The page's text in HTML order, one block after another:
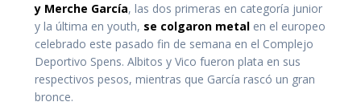
y Merche García, las dos primeras en categoría junior
y la última en youth, se colgaron metal en el europeo
celebrado este pasado fin de semana en el Complejo
Deportivo Spens. Albitos y Vico fueron plata en sus
respectivos pesos, mientras que García rascó un gran
bronce.